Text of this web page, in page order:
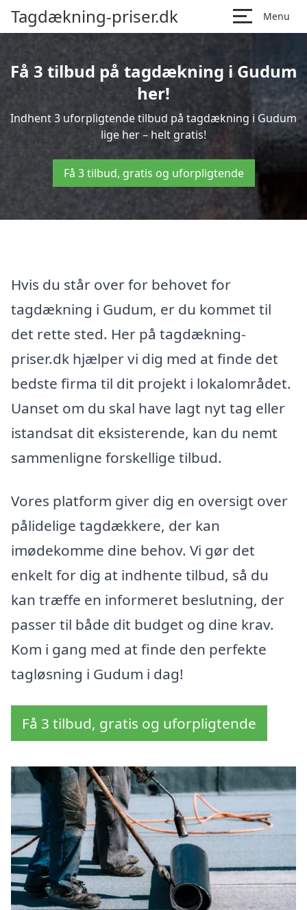
Tagdækning-priser.dk Menu
Få 3 tilbud på tagdækning i Gudum
her!
Indhent 3 uforpligtende tilbud på tagdækning i Gudum
lige her – helt gratis!
Få 3 tilbud, gratis og uforpligtende
Hvis du står over for behovet for
tagdækning i Gudum, er du kommet til
det rette sted. Her på tagdækning-
priser.dk hjælper vi dig med at finde det
bedste firma til dit projekt i lokalområdet.
Uanset om du skal have lagt nyt tag eller
istandsat dit eksisterende, kan du nemt
sammenligne forskellige tilbud.
Vores platform giver dig en oversigt over
pålidelige tagdækkere, der kan
imødekomme dine behov. Vi gør det
enkelt for dig at indhente tilbud, så du
kan træffe en informeret beslutning, der
passer til både dit budget og dine krav.
Kom i gang med at finde den perfekte
tagløsning i Gudum i dag!
Få 3 tilbud, gratis og uforpligtende